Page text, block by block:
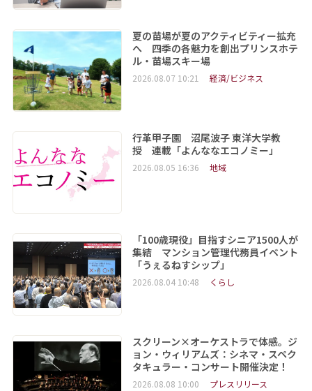
夏の苗場が夏のアクティビティー拡充
へ 四季の各魅力を創出プリンスホテ
ル・苗場スキー場
2026.08.07 10:21 経済/ビジネス
行革甲子園 沼尾波子 東洋大学教
授 連載「よんななエコノミー」
2026.08.05 16:36 地域
「100歳現役」目指すシニア1500人が
集結 マンション管理代務員イベント
「うぇるねすシップ」
2026.08.04 10:48 くらし
スクリーン×オーケストラで体感。ジ
ョン・ウィリアムズ：シネマ・スペク
タキュラー・コンサート開催決定！
2026.08.08 10:00 プレスリリース